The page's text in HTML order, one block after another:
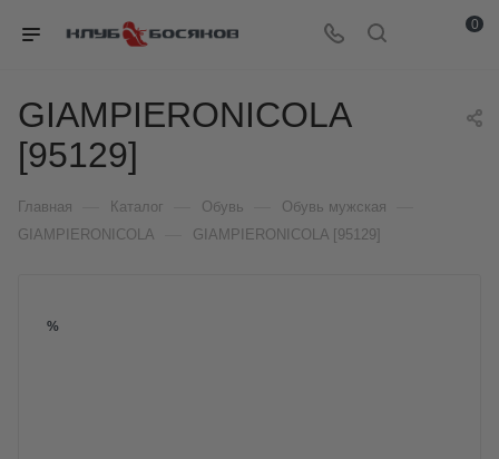
0
GIAMPIERONICOLA
[95129]
Главная Каталог Обувь Обувь мужская
GIAMPIERONICOLA GIAMPIERONICOLA [95129]
%